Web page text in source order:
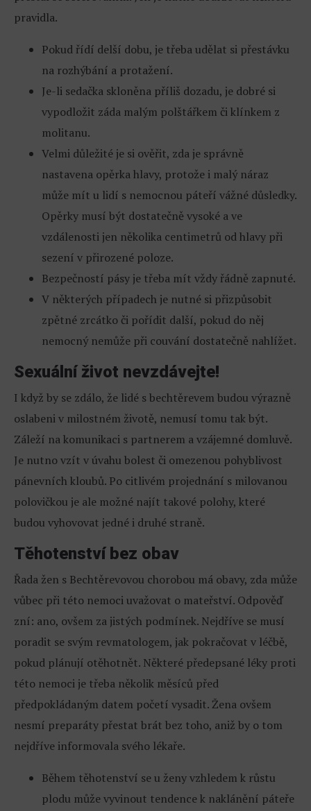
pravidla.
Pokud řídí delší dobu, je třeba udělat si přestávku
na rozhýbání a protažení.
Je-li sedačka skloněna příliš dozadu, je dobré si
vypodložit záda malým polštářkem či klínkem z
molitanu.
Velmi důležité je si ověřit, zda je správně
nastavena opěrka hlavy, protože i malý náraz
může mít u lidí s nemocnou páteří vážné důsledky.
Opěrky musí být dostatečně vysoké a ve
vzdálenosti jen několika centimetrů od hlavy při
sezení v přirozené poloze.
Bezpečností pásy je třeba mít vždy řádně zapnuté.
V některých případech je nutné si přizpůsobit
zpětné zrcátko či pořídit další, pokud do něj
nemocný nemůže při couvání dostatečně nahlížet.
Sexuální život nevzdávejte!
I když by se zdálo, že lidé s bechtěrevem budou výrazně
oslabeni v milostném životě, nemusí tomu tak být.
Záleží na komunikaci s partnerem a vzájemné domluvě.
Je nutno vzít v úvahu bolest či omezenou pohyblivost
pánevních kloubů. Po citlivém projednání s milovanou
polovičkou je ale možné najít takové polohy, které
budou vyhovovat jedné i druhé straně.
Těhotenství bez obav
Řada žen s Bechtěrevovou chorobou má obavy, zda může
vůbec při této nemoci uvažovat o mateřství. Odpověď
zní: ano, ovšem za jistých podmínek. Nejdříve se musí
poradit se svým revmatologem, jak pokračovat v léčbě,
pokud plánují otěhotnět. Některé předepsané léky proti
této nemoci je třeba několik měsíců před
předpokládaným datem početí vysadit. Žena ovšem
nesmí preparáty přestat brát bez toho, aniž by o tom
nejdříve informovala svého lékaře.
Během těhotenství se u ženy vzhledem k růstu
plodu může vyvinout tendence k naklánění páteře